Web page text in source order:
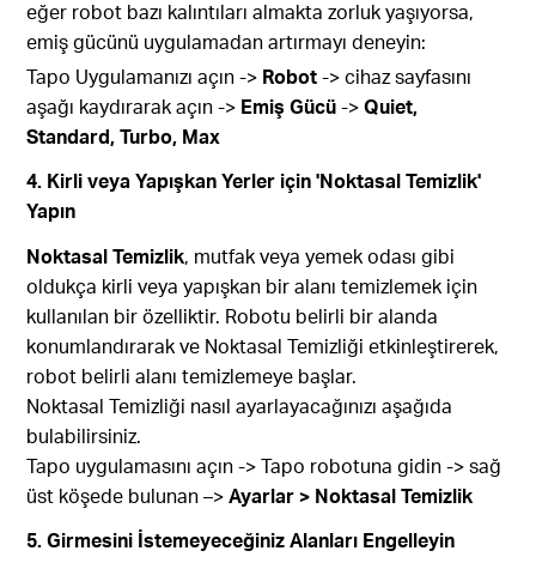
eğer robot bazı kalıntıları almakta zorluk yaşıyorsa,
emiş gücünü uygulamadan artırmayı deneyin:
Tapo Uygulamanızı açın -> Robot-> cihaz sayfasını
aşağı kaydırarak açın -> Emiş Gücü->Quiet,
Standard, Turbo, Max
4. Kirli veya Yapışkan Yerler için 'Noktasal Temizlik'
Yapın
Noktasal Temizlik, mutfak veya yemek odası gibi
oldukça kirli veya yapışkan bir alanı temizlemek için
kullanılan bir özelliktir. Robotu belirli bir alanda
konumlandırarak ve Noktasal Temizliği etkinleştirerek,
robot belirli alanı temizlemeye başlar.
Noktasal Temizliği nasıl ayarlayacağınızı aşağıda
bulabilirsiniz.
Tapo uygulamasını açın -> Tapo robotuna gidin -> sağ
üst köşede bulunan –>Ayarlar > Noktasal Temizlik
5. Girmesini İstemeyeceğiniz Alanları Engelleyin